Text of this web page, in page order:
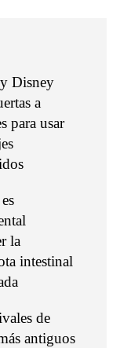
Disney
a
para usar
la
intestinal
de
antiguos